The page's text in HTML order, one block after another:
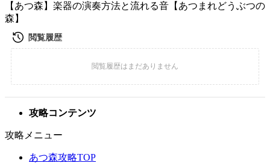
【あつ森】楽器の演奏方法と流れる音【あつまれどうぶつの
森】
攻略コンテンツ
攻略メニュー
あつ森攻略TOP